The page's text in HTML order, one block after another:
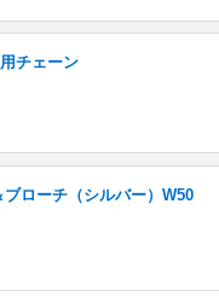
チェーン
ローチ（シルバー）W50